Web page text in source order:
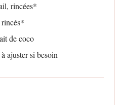
rincées*
de coco
ajuster si besoin